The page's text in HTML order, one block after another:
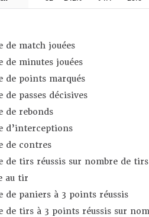
de match jouées
de minutes jouées
de points marqués
de passes décisives
de rebonds
d’interceptions
de contres
de tirs réussis sur nombre de
au tir
de paniers à 3 points réussis
de tirs à 3 points réussis sur